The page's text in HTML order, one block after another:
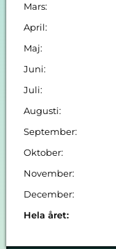
Mars:
April:
Maj:
Juni:
Juli:
Augusti:
September:
Oktober:
November:
December:
Hela året: